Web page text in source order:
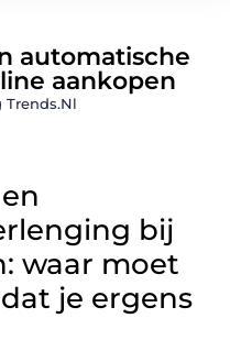
automatische
aankopen
Trends.nl
bij
waar moet
je ergens